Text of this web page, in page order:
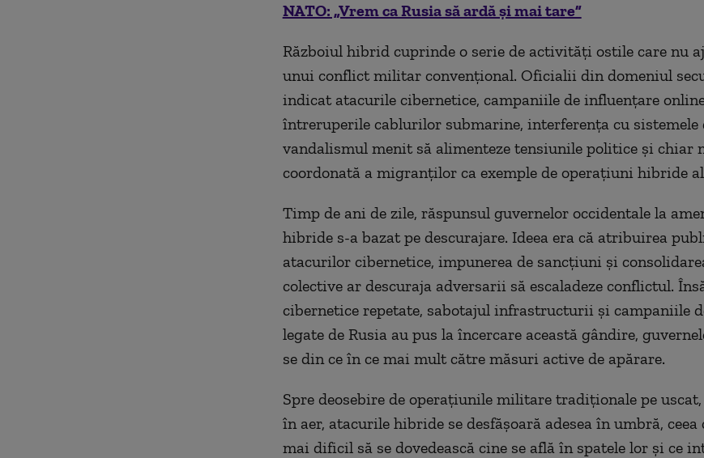
NATO: „Vrem ca Rusia să ardă și mai tare”
Războiul hibrid cuprinde o serie de activități ostile care nu
unui conflict militar convențional. Oficialii din domeniul
indicat atacurile cibernetice, campaniile de influențare
întreruperile cablurilor submarine, interferența cu sistemele
vandalismul menit să alimenteze tensiunile politice și chiar
coordonată a migranților ca exemple de operațiuni hibride
Timp de ani de zile, răspunsul guvernelor occidentale la
hibride s-a bazat pe descurajare. Ideea era că atribuirea
atacurilor cibernetice, impunerea de sancțiuni și
colective ar descuraja adversarii să escaladeze conflictul.
cibernetice repetate, sabotajul infrastructurii și campaniile
legate de Rusia au pus la încercare această gândire,
se din ce în ce mai mult către măsuri active de apărare.
Spre deosebire de operațiunile militare tradiționale pe uscat,
în aer, atacurile hibride se desfășoară adesea în umbră, ceea
mai dificil să se dovedească cine se află în spatele lor și ce